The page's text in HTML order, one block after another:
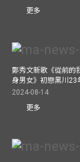
更多
鄭秀文新歌《從前的
身男女》初戀黑川23
2024-08-14
更多